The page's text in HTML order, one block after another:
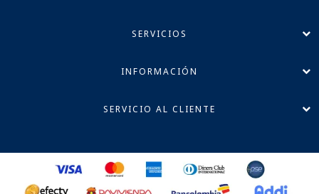
SERVICIOS
INFORMACIÓN
SERVICIO AL CLIENTE